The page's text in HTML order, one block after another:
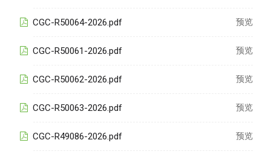
CGC-R50064-2026.pdf 预览
CGC-R50061-2026.pdf 预览
CGC-R50062-2026.pdf 预览
CGC-R50063-2026.pdf 预览
CGC-R49086-2026.pdf 预览